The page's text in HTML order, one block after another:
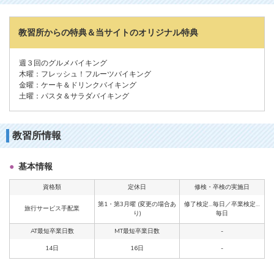
教習所からの特典＆当サイトのオリジナル特典
週３回のグルメバイキング
木曜：フレッシュ！フルーツバイキング
金曜：ケーキ＆ドリンクバイキング
土曜：パスタ＆サラダバイキング
教習所情報
基本情報
資格類 定休日 修検・卒検の実施日
旅行サービス手配業
第1・第3月曜 (変更の場合あ
り)
修了検定…毎日／卒業検定…
毎日
AT最短卒業日数 MT最短卒業日数
-
14日
16日 -